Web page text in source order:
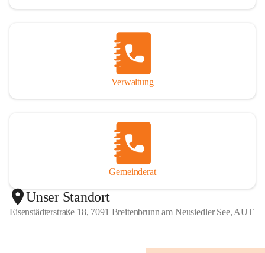
Verwaltung
Gemeinderat
Unser Standort
Eisenstädterstraße 18, 7091 Breitenbrunn am Neusiedler See, AUT